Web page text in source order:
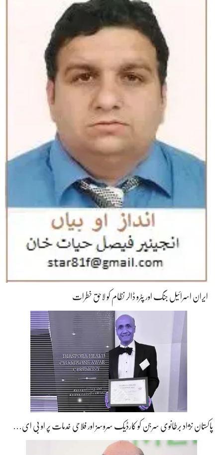
ایران اسرائیل جنگ اور پٹرو ڈالر نظام کو لاحق خطرات
پاکستان نژاد برطانوی سرجن کو کارڈیک سروسز اور فلاحی خدمات پر او بی ای…